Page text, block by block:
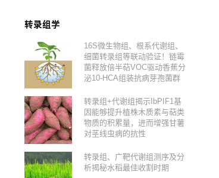
转录组学
16S微生物组、根系代谢组、
细菌转录组等联动验证！链霉
菌释放倍半萜VOC驱动香蕉分
泌10-HCA组装抗病芽孢菌群
转录组+代谢组揭示IbPIF1基
因能够提升植株木质素与萜类
物质的积累量，进而增强甘薯
对茎线虫病的抗性
转录组、广靶代谢组测序及分
析揭秘水稻最佳收割时期